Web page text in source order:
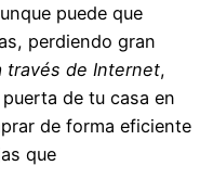
puede que
perdiendo gran
través de Internet,
de tu casa en
de forma eficiente
que